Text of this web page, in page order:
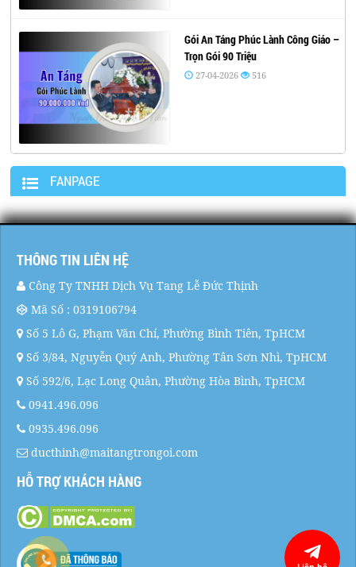
Gói An Táng Phúc Lành Công Giáo –
Trọn Gói 90 Triệu
27-04-2026 516
FANPAGE
THÔNG TIN LIÊN HỆ
Công Ty TNHH Dịch Vụ Tang Lễ Đức Thịnh
Mã Số : 0319106794
Số 5 Lô G, Phạm Văn Chí, Phường Bình Tiên, TpHCM
Số 3/84, Nguyễn Quý Anh, Phường Tân Sơn Nhì, TpHCM
Số 592/6, Lạc Long Quân, Phường Hòa Bình, TpHCM
0941.496.096
0935.496.096
ducthinh@maitangtrongoi.com
HỖ TRỢ KHÁCH HÀNG